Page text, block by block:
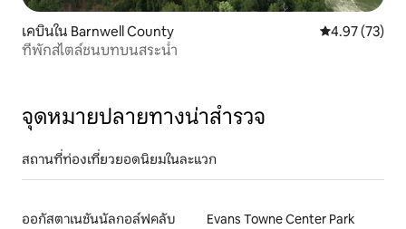
เคบินใน Barnwell County คะแนนเฉลี่ย
4.97 (73)
ที่พักสไตล์ชนบทบนสระน้ำ
จุดหมายปลายทางน่าสำรวจ
สถานที่ท่องเที่ยวยอดนิยมในละแวก
ออกัสตาเนชันนัลกอล์ฟคลับ Evans Towne Center Park